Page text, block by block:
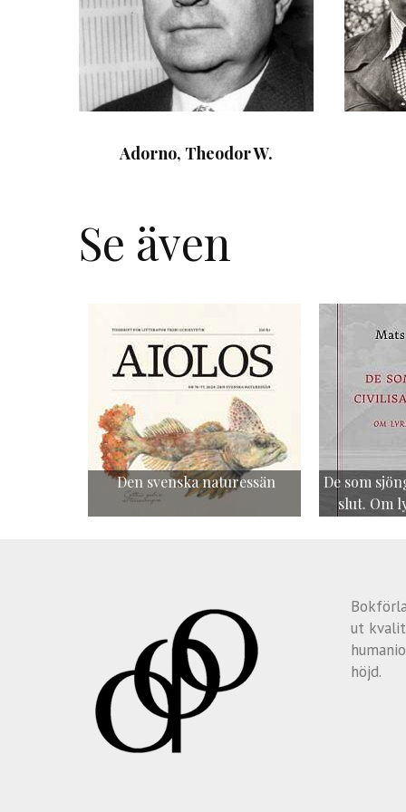
Adorno, Theodor W.
Se även
Den svenska naturessän
De som
slut. Om
ut
höjd.